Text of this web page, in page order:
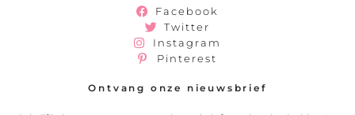
Facebook
Twitter
Instagram
Pinterest
Ontvang onze nieuwsbrief